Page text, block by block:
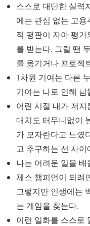
스스로 대단한 실력
에는 관심 없는 고
적 평판이 자아 평
를 받는다. 그럴 땐
를 옮기거나 프로젝
1차원 기여는 다른
기여는 나로 인해 남
어린 시절 내가 저
대치도 터무니없이
가 모자란다고 느꼈
고 추구하는 선 사
나는 어려운 일을
체스 챔피언이 되려
그렇지만 인생에는
는 게임을 찾는다.
이런 일화를 스스로